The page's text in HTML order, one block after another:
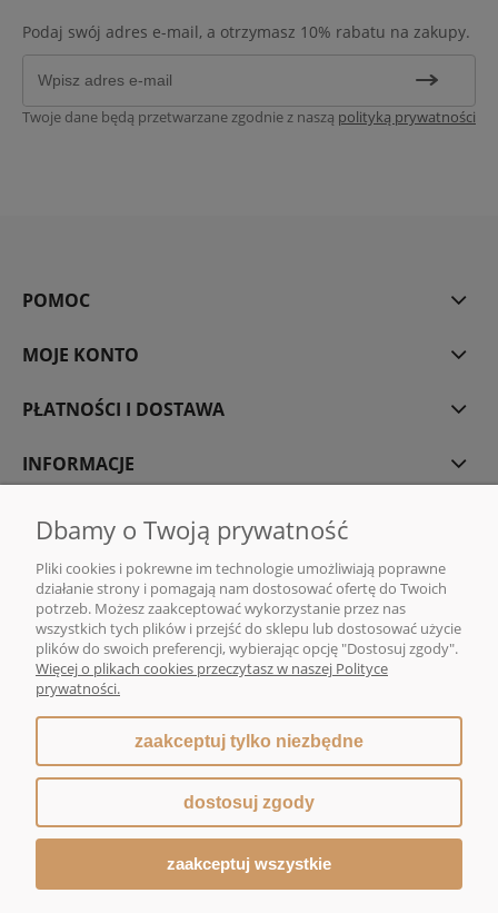
Podaj swój adres e-mail, a otrzymasz 10% rabatu na zakupy.
Twoje dane będą przetwarzane zgodnie z naszą polityką prywatności
POMOC
MOJE KONTO
PŁATNOŚCI I DOSTAWA
INFORMACJE
O NAS
DMG MONIKA GAWENDA | Sklep internetowy z kawą i herbatą | ul. Rajska
10, 80-850 Gdańsk |sklep@dmg-herbaty.pl|665 775 077| NIP:5832029548
| REGON:192639641
pokaż pełną wersję strony
Sklep internetowy Shoper Premium
Dbamy o Twoją prywatność
Pliki cookies i pokrewne im technologie umożliwiają poprawne
działanie strony i pomagają nam dostosować ofertę do Twoich
potrzeb. Możesz zaakceptować wykorzystanie przez nas
wszystkich tych plików i przejść do sklepu lub dostosować użycie
plików do swoich preferencji, wybierając opcję "Dostosuj zgody".
Więcej o plikach cookies przeczytasz w naszej Polityce
prywatności.
zaakceptuj tylko niezbędne
dostosuj zgody
zaakceptuj wszystkie